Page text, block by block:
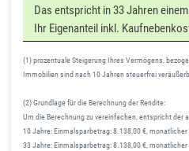
Das entspricht in 33 Jahren
Ihr Eigenanteil inkl.
(1) prozentuale Steigerung Ihres Vermögens,
Immobilien sind nach 10 Jahren steuerfrei
(2) Grundlage für die Berechnung der Rendite:
Um die Berechnung zu vereinfachen, entspricht
10 Jahre: Einmalsparbetrag: 8.138,00 €, monatlicher
33 Jahre: Einmalsparbetrag: 8.138,00 €, monatlicher